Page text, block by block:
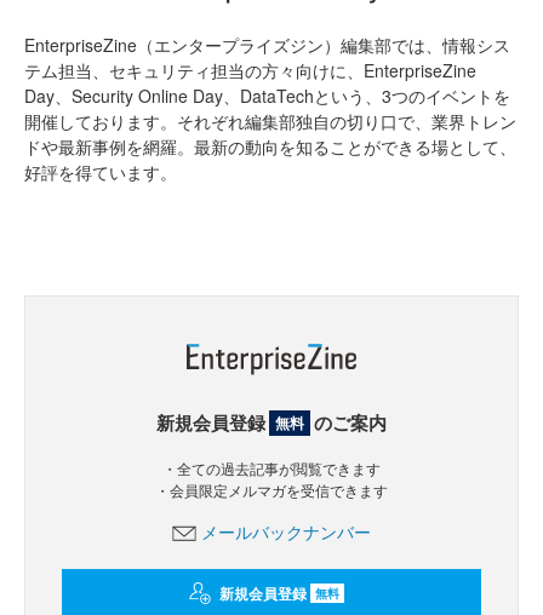
EnterpriseZine（エンタープライズジン）編集部では、情報シス
テム担当、セキュリティ担当の方々向けに、EnterpriseZine
Day、Security Online Day、DataTechという、3つのイベントを
開催しております。それぞれ編集部独自の切り口で、業界トレン
ドや最新事例を網羅。最新の動向を知ることができる場として、
好評を得ています。
新規会員登録 無料 のご案内
・全ての過去記事が閲覧できます
・会員限定メルマガを受信できます
メールバックナンバー
新規会員登録 無料